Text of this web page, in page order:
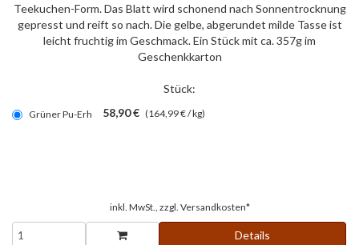
Teekuchen-Form. Das Blatt wird schonend nach Sonnentrocknung
gepresst und reift so nach. Die gelbe, abgerundet milde Tasse ist
leicht fruchtig im Geschmack. Ein Stück mit ca. 357g im
Geschenkkarton
Stück:
Grüner Pu-Erh 58,90 € (164,99 € / kg)
inkl. MwSt., zzgl. Versandkosten*
Details